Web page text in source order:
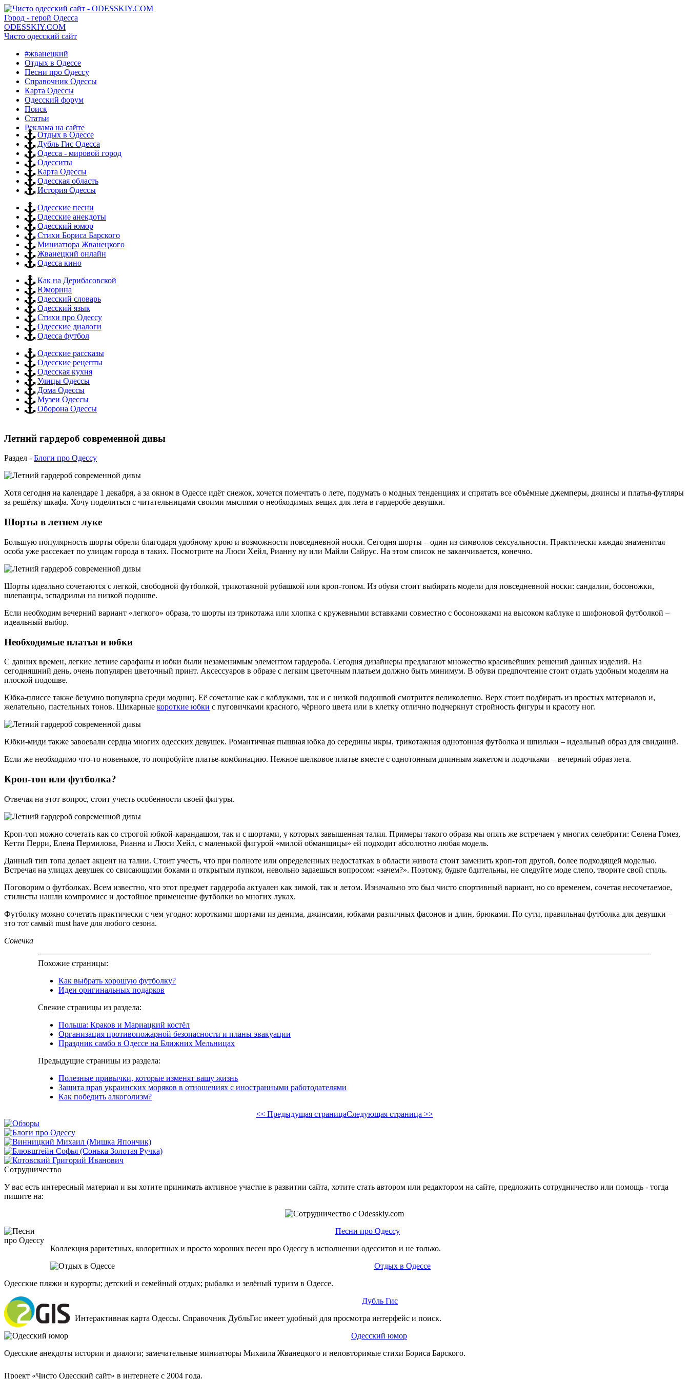
Город - герой Одесса
ODESSKIY.COM
Чисто одесский сайт
#жванецкий
Отдых в Одессе
Песни про Одессу
Справочник Одессы
Карта Одессы
Одесский форум
Поиск
Статьи
Реклама на сайте
Отдых в Одессе
Дубль Гис Одесса
Одесса - мировой город
Одесситы
Карта Одессы
Одесская область
История Одессы
Одесские песни
Одесские анекдоты
Одесский юмор
Стихи Бориса Барского
Миниатюра Жванецкого
Жванецкий онлайн
Одесса кино
Как на Дерибасовской
Юморина
Одесский словарь
Одесский язык
Стихи про Одессу
Одесские диалоги
Одесса футбол
Одесские рассказы
Одесские рецепты
Одесская кухня
Улицы Одессы
Дома Одессы
Музеи Одессы
Оборона Одессы
Летний гардероб современной дивы
Раздел - Блоги про Одессу
Хотя сегодня на календаре 1 декабря, а за окном в Одессе идёт снежок, хочется помечтать о лете, подумать о модных тенденциях и спрятать все объёмные джемперы, джинсы и платья-футляры
за решётку шкафа. Хочу поделиться с читательницами своими мыслями о необходимых вещах для лета в гардеробе девушки.
Шорты в летнем луке
Большую популярность шорты обрели благодаря удобному крою и возможности повседневной носки. Сегодня шорты – один из символов сексуальности. Практически каждая знаменитая
особа уже рассекает по улицам города в таких. Посмотрите на Люси Хейл, Рианну ну или Майли Сайрус. На этом список не заканчивается, конечно.
Шорты идеально сочетаются с легкой, свободной футболкой, трикотажной рубашкой или кроп-топом. Из обуви стоит выбирать модели для повседневной носки: сандалии, босоножки,
шлепанцы, эспадрильи на низкой подошве.
Если необходим вечерний вариант «легкого» образа, то шорты из трикотажа или хлопка с кружевными вставками совместно с босоножками на высоком каблуке и шифоновой футболкой –
идеальный выбор.
Необходимые платья и юбки
С давних времен, легкие летние сарафаны и юбки были незаменимым элементом гардероба. Сегодня дизайнеры предлагают множество красивейших решений данных изделий. На
сегодняшний день, очень популярен цветочный принт. Аксессуаров в образе с легким цветочным платьем должно быть минимум. В обуви предпочтение стоит отдать удобным моделям на
плоской подошве.
Юбка-плиссе также безумно популярна среди модниц. Её сочетание как с каблуками, так и с низкой подошвой смотрится великолепно. Верх стоит подбирать из простых материалов и,
желательно, пастельных тонов. Шикарные короткие юбки с пуговичками красного, чёрного цвета или в клетку отлично подчеркнут стройность фигуры и красоту ног.
Юбки-миди также завоевали сердца многих одесских девушек. Романтичная пышная юбка до середины икры, трикотажная однотонная футболка и шпильки – идеальный образ для свиданий.
Если же необходимо что-то новенькое, то попробуйте платье-комбинацию. Нежное шелковое платье вместе с однотонным длинным жакетом и лодочками – вечерний образ лета.
Кроп-топ или футболка?
Отвечая на этот вопрос, стоит учесть особенности своей фигуры.
Кроп-топ можно сочетать как со строгой юбкой-карандашом, так и с шортами, у которых завышенная талия. Примеры такого образа мы опять же встречаем у многих селебрити: Селена Гомез,
Кетти Перри, Елена Пермилова, Рианна и Люси Хейл, с маленькой фигурой «милой обманщицы» ей подходит абсолютно любая модель.
Данный тип топа делает акцент на талии. Стоит учесть, что при полноте или определенных недостатках в области живота стоит заменить кроп-топ другой, более подходящей моделью.
Встречая на улицах девушек со свисающими боками и открытым пупком, невольно задаешься вопросом: «зачем?». Поэтому, будьте бдительны, не следуйте моде слепо, творите свой стиль.
Поговорим о футболках. Всем известно, что этот предмет гардероба актуален как зимой, так и летом. Изначально это был чисто спортивный вариант, но со временем, сочетая несочетаемое,
стилисты нашли компромисс и достойное применение футболки во многих луках.
Футболку можно сочетать практически с чем угодно: короткими шортами из денима, джинсами, юбками различных фасонов и длин, брюками. По сути, правильная футболка для девушки –
это тот самый must have для любого сезона.
Сонечка
Похожие страницы:
Как выбрать хорошую футболку?
Идеи оригинальных подарков
Свежие страницы из раздела:
Польша: Краков и Мариацкий костёл
Организация противопожарной безопасности и планы эвакуации
Праздник самбо в Одессе на Ближних Мельницах
Предыдущие страницы из раздела:
Полезные привычки, которые изменят вашу жизнь
Защита прав украинских моряков в отношениях с иностранными работодателями
Как победить алкоголизм?
<< Предыдущая страницаСледующая страница >>
Сотрудничество
У вас есть интересный материал и вы хотите принимать активное участие в развитии сайта, хотите стать автором или редактором на сайте, предложить сотрудничество или помощь - тогда
пишите на:
Песни про Одессу
Коллекция раритетных, колоритных и просто хороших песен про Одессу в исполнении одесситов и не только.
Отдых в Одессе
Одесские пляжи и курорты; детский и семейный отдых; рыбалка и зелёный туризм в Одессе.
Дубль Гис
Интерактивная карта Одессы. Справочник ДубльГис имеет удобный для просмотра интерфейс и поиск.
Одесский юмор
Одесские анекдоты истории и диалоги; замечательные миниатюры Михаила Жванецкого и неповторимые стихи Бориса Барского.
Проект «Чисто Одесский сайт» в интернете с 2004 года.